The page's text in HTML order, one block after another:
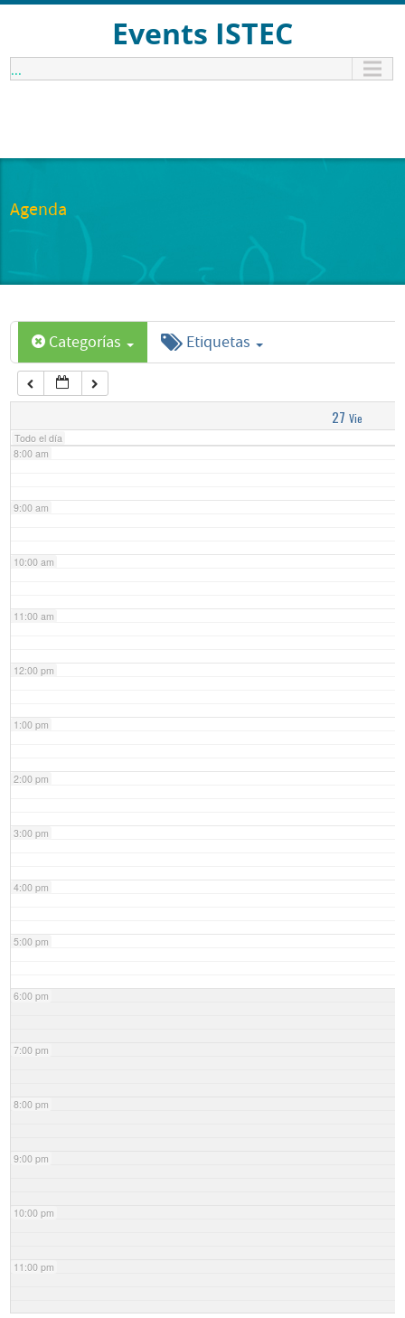
Events ISTEC
...
Agenda
Categorías Etiquetas
27 Vie
Todo el día
1:00 am
6:00 am
7:00 am
8:00 am
9:00 am
10:00 am
11:00 am
12:00 pm
1:00 pm
2:00 pm
3:00 pm
4:00 pm
5:00 pm
6:00 pm
7:00 pm
8:00 pm
9:00 pm
10:00 pm
11:00 pm